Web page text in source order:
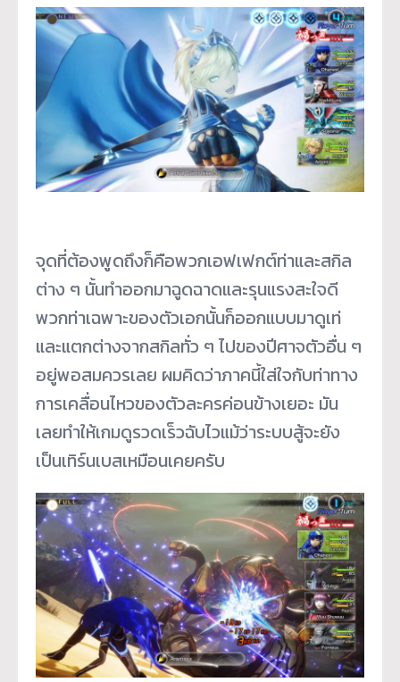
จุดที่ต้องพูดถึงก็คือพวกเอฟเฟกต์ท่าและสกิล
ต่าง ๆ นั้นทำออกมาฉูดฉาดและรุนแรงสะใจดี
พวกท่าเฉพาะของตัวเอกนั้นก็ออกแบบมาดูเท่
และแตกต่างจากสกิลทั่ว ๆ ไปของปีศาจตัวอื่น ๆ
อยู่พอสมควรเลย ผมคิดว่าภาคนี้ใส่ใจกับท่าทาง
การเคลื่อนไหวของตัวละครค่อนข้างเยอะ มัน
เลยทำให้เกมดูรวดเร็วฉับไวแม้ว่าระบบสู้จะยัง
เป็นเทิร์นเบสเหมือนเคยครับ